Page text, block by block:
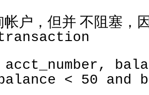
帐户，但并 不阻塞，
< 50 and